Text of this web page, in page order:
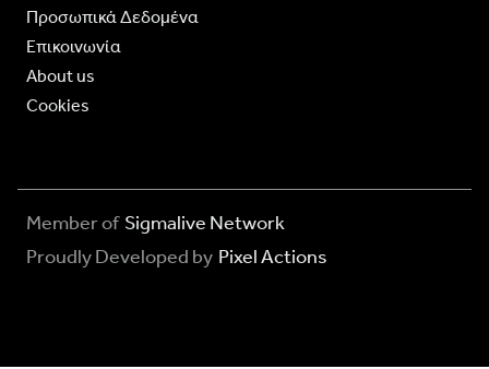
Προσωπικά Δεδομένα
Επικοινωνία
About us
Cookies
Member of Sigmalive Network
Proudly Developed by Pixel Actions